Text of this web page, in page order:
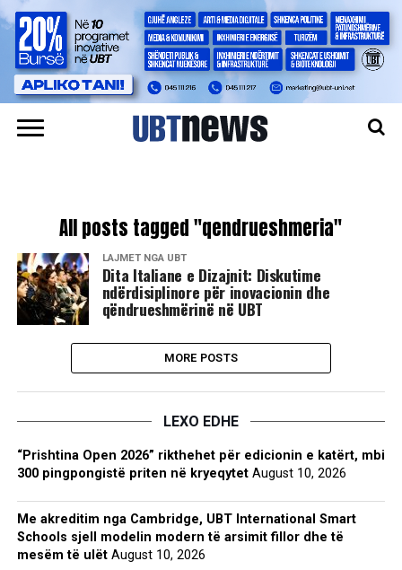
All posts tagged "qendrueshmeria"
LAJMET NGA UBT
Dita Italiane e Dizajnit: Diskutime
ndërdisiplinore për inovacionin dhe
qëndrueshmërinë në UBT
MORE POSTS
LEXO EDHE
“Prishtina Open 2026” rikthehet për edicionin e katërt, mbi
300 pingpongistë priten në kryeqytet August 10, 2026
Me akreditim nga Cambridge, UBT International Smart
Schools sjell modelin modern të arsimit fillor dhe të
mesëm të ulët August 10, 2026